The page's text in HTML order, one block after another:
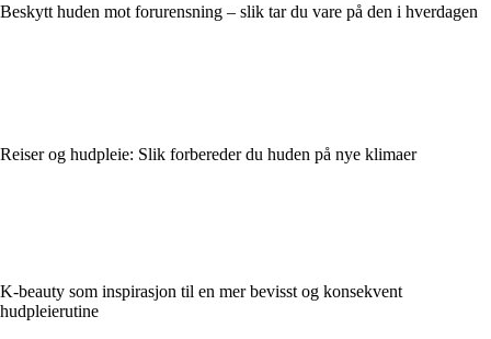
Beskytt huden mot forurensning – slik tar du vare på den i hverdagen
Reiser og hudpleie: Slik forbereder du huden på nye klimaer
K-beauty som inspirasjon til en mer bevisst og konsekvent
hudpleierutine